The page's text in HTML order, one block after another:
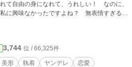
て自由の身になれて、うれしい！ なのに、
に興味なかったですよね？ 無表情すぎる、
デレ、執着っぽいものをつめた、ゆるゆる
でいただければ、嬉しいです。
3,744 位 / 66,325件
美形 執着 ヤンデレ
恋愛